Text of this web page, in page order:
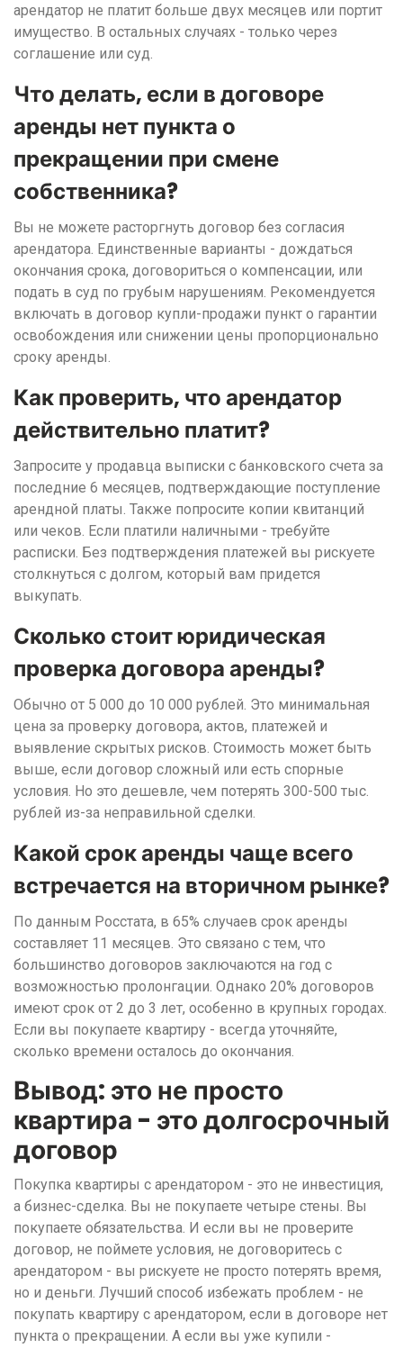
арендатор не платит больше двух месяцев или портит
имущество. В остальных случаях - только через
соглашение или суд.
Что делать, если в договоре
аренды нет пункта о
прекращении при смене
собственника?
Вы не можете расторгнуть договор без согласия
арендатора. Единственные варианты - дождаться
окончания срока, договориться о компенсации, или
подать в суд по грубым нарушениям. Рекомендуется
включать в договор купли-продажи пункт о гарантии
освобождения или снижении цены пропорционально
сроку аренды.
Как проверить, что арендатор
действительно платит?
Запросите у продавца выписки с банковского счета за
последние 6 месяцев, подтверждающие поступление
арендной платы. Также попросите копии квитанций
или чеков. Если платили наличными - требуйте
расписки. Без подтверждения платежей вы рискуете
столкнуться с долгом, который вам придется
выкупать.
Сколько стоит юридическая
проверка договора аренды?
Обычно от 5 000 до 10 000 рублей. Это минимальная
цена за проверку договора, актов, платежей и
выявление скрытых рисков. Стоимость может быть
выше, если договор сложный или есть спорные
условия. Но это дешевле, чем потерять 300-500 тыс.
рублей из-за неправильной сделки.
Какой срок аренды чаще всего
встречается на вторичном рынке?
По данным Росстата, в 65% случаев срок аренды
составляет 11 месяцев. Это связано с тем, что
большинство договоров заключаются на год с
возможностью пролонгации. Однако 20% договоров
имеют срок от 2 до 3 лет, особенно в крупных городах.
Если вы покупаете квартиру - всегда уточняйте,
сколько времени осталось до окончания.
Вывод: это не просто
квартира - это долгосрочный
договор
Покупка квартиры с арендатором - это не инвестиция,
а бизнес-сделка. Вы не покупаете четыре стены. Вы
покупаете обязательства. И если вы не проверите
договор, не поймете условия, не договоритесь с
арендатором - вы рискуете не просто потерять время,
но и деньги. Лучший способ избежать проблем - не
покупать квартиру с арендатором, если в договоре нет
пункта о прекращении. А если вы уже купили -